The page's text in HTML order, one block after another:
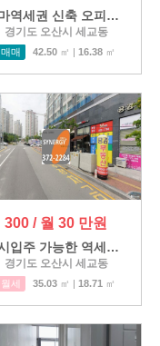
세마역세권 신축 오피스텔 매…
경기도 오산시 세교동
매매 42.50 ㎡ | 16.38 ㎡
300 / 월 30 만원
즉시입주 가능한 역세권 오피…
경기도 오산시 세교동
월세 35.03 ㎡ | 18.71 ㎡